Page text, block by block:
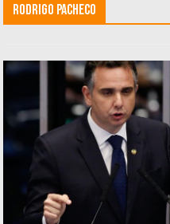
Rodrigo Pacheco